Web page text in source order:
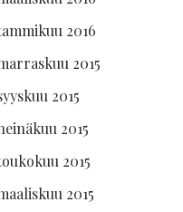
2016
2015
2015
2015
2015
2015